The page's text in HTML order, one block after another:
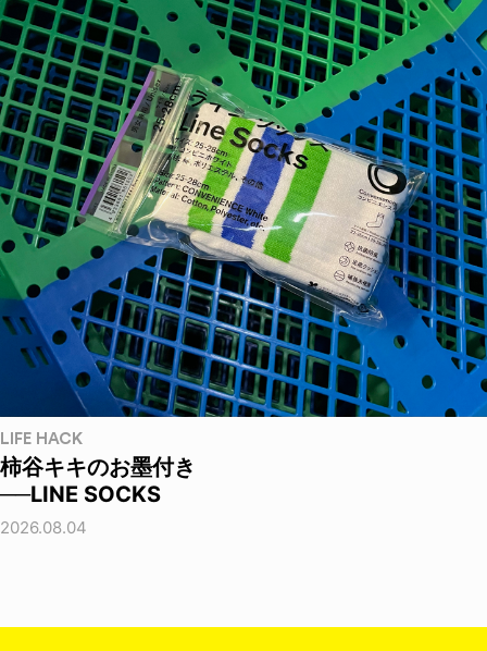
LIFE HACK
柿谷キキのお墨付き
──LINE SOCKS
2026.08.04